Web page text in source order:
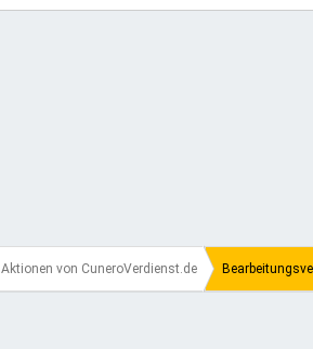
Aktionen von CuneroVerdienst.de